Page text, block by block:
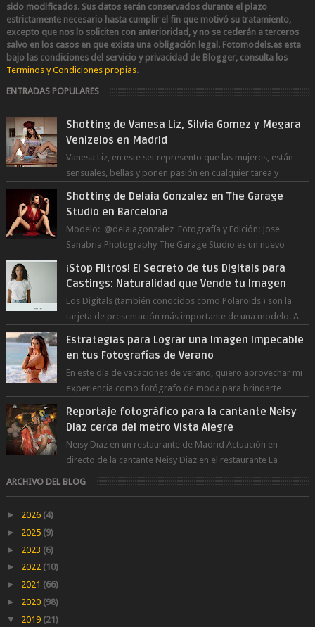
sido modificados. Sus datos serán conservados durante el plazo
estrictamente necesario hasta cumplir el fin que motivó su tratamiento,
excepto que nos lo soliciten con anterioridad, y no se cederán a terceros
salvo en los casos en que exista una obligación legal.Fotomodels.es esta
bajo las condiciones del servicio y privacidad de Blogger, consulta los
Terminos y Condiciones propias.
ENTRADAS POPULARES
Shotting de Vanesa Liz, Silvia Gomez y Megara
Venizelos en Madrid
Vanesa Liz, en este set represento que las mujeres, están
sensuales, bellas y ponen pasión en cualquier tarea y
Shotting de Delaia Gonzalez en The Garage
Studio en Barcelona
Modelo: @delaiagonzalez Fotografía y Edición: Jose
Sanabria Photography The Garage Studio es un nuevo
¡Stop Filtros! El Secreto de tus Digitals para
Castings: Naturalidad que Vende tu Imagen
Los Digitals (también conocidos como Polaroids ) son la
tarjeta de presentación más importante de una modelo. A
Estrategias para Lograr una Imagen Impecable
en tus Fotografías de Verano
En este día de vacaciones de verano, quiero aprovechar mi
experiencia como fotógrafo de moda para brindarte
Reportaje fotográfico para la cantante Neisy
Diaz cerca del metro Vista Alegre
Neisy Diaz en un restaurante de Madrid Actuación en
directo de la cantante Neisy Diaz en el restaurante La
Suegra cerca del metro V...
ARCHIVO DEL BLOG
► 2026 (4)
► 2025 (9)
► 2023 (6)
► 2022 (10)
► 2021 (66)
► 2020 (98)
▼ 2019 (21)